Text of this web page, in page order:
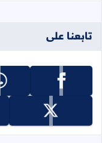
تابعنا على
تابعنا على facebook
تابعنا على x